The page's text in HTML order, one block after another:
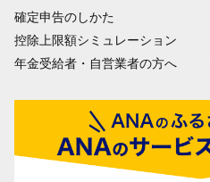
確定申告のしかた
控除上限額シミュレーション
年金受給者・自営業者の方へ